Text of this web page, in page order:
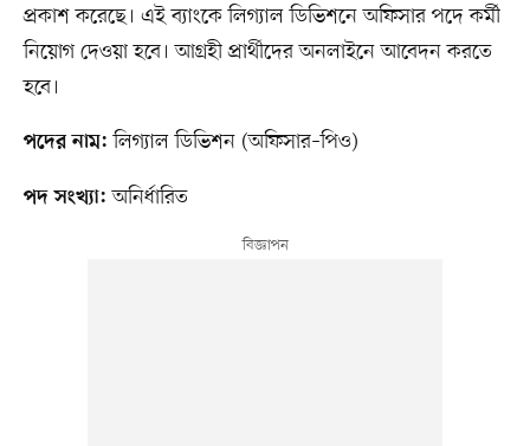
প্রকাশ করেছে। এই ব্যাংকে লিগ্যাল ডিভিশনে অফিসার পদে কর্মী
নিয়োগ দেওয়া হবে। আগ্রহী প্রার্থীদের অনলাইনে আবেদন করতে
হবে।
পদের নাম: লিগ্যাল ডিভিশন (অফিসার–পিও)
পদ সংখ্যা: অনির্ধারিত